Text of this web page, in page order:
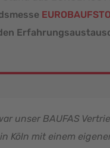
unser BAUFAS
Köln mit einem